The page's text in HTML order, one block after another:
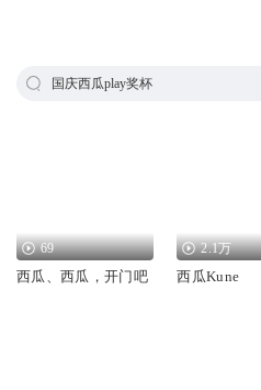
国庆西瓜play奖杯
69
西瓜、西瓜，开门吧
2.1万
西瓜Kune